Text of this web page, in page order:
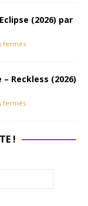
(2026) par
fermés
Reckless (2026)
fermés
!